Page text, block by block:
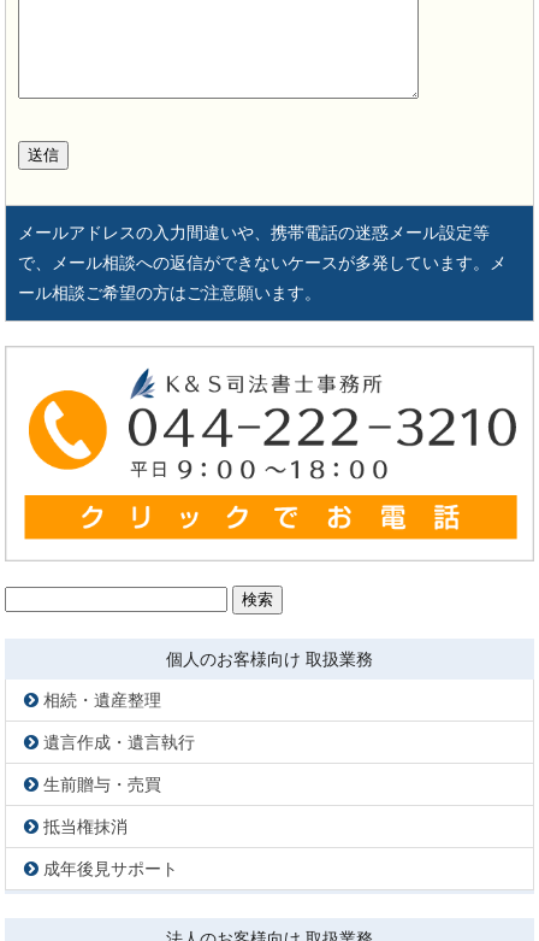
メールアドレスの入力間違いや、携帯電話の迷惑メール設定等
で、メール相談への返信ができないケースが多発しています。メ
ール相談ご希望の方はご注意願います。
検
索:
個人のお客様向け 取扱業務
相続・遺産整理
遺言作成・遺言執行
生前贈与・売買
抵当権抹消
成年後見サポート